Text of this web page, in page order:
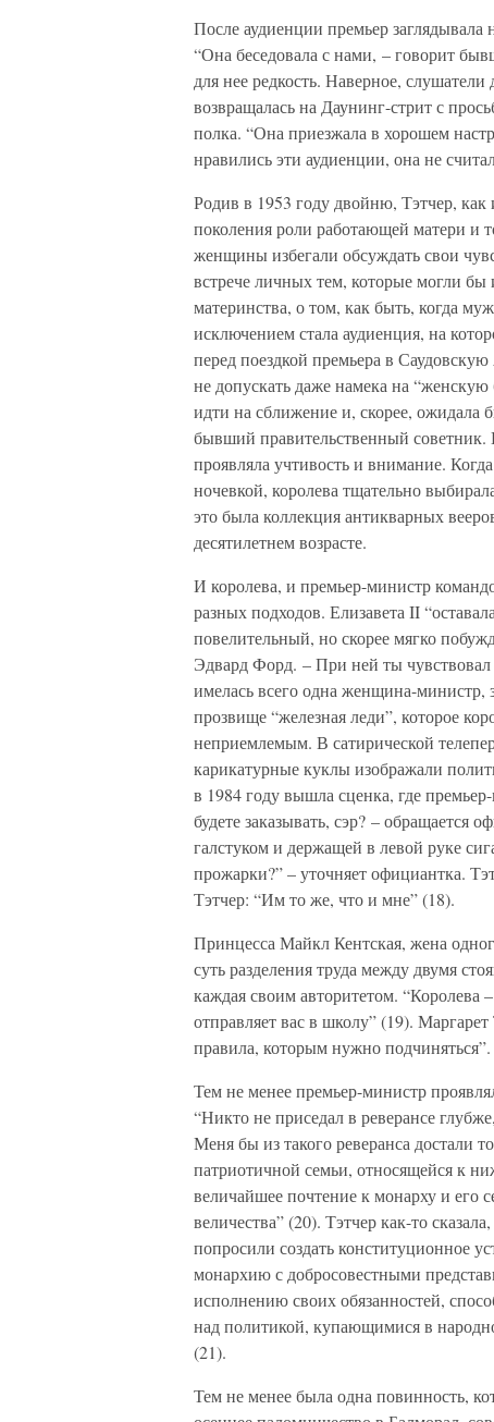
После аудиенции премьер заглядывала
“Она беседовала с нами, – говорит
для нее редкость. Наверное,
возвращалась на Даунинг-стрит с
полка. “Она приезжала в хорошем
нравились эти аудиенции, она не
Родив в 1953 году двойню, Тэтчер,
поколения роли работающей матери и
женщины избегали обсуждать свои
встрече личных тем, которые могли
материнства, о том, как быть, когда
исключением стала аудиенция, на
перед поездкой премьера в
не допускать даже намека на
идти на сближение и, скорее, ожидала
бывший правительственный советник.
проявляла учтивость и внимание.
ночевкой, королева тщательно
это была коллекция антикварных
десятилетнем возрасте.
И королева, и премьер-министр
разных подходов. Елизавета II
повелительный, но скорее мягко
Эдвард Форд. – При ней ты чувствовал
имелась всего одна женщина-министр,
прозвище “железная леди”, которое
неприемлемым. В сатирической
карикатурные куклы изображали
в 1984 году вышла сценка, где
будете заказывать, сэр? – обращается
галстуком и держащей в левой руке
прожарки?” – уточняет официантка.
Тэтчер: “Им то же, что и мне” (18).
Принцесса Майкл Кентская, жена
суть разделения труда между двумя
каждая своим авторитетом. “Королева
отправляет вас в школу” (19).
правила, которым нужно подчиняться”.
Тем не менее премьер-министр
“Никто не приседал в реверансе
Меня бы из такого реверанса достали
патриотичной семьи, относящейся к
величайшее почтение к монарху и его
величества” (20). Тэтчер как-то
попросили создать конституционное
монархию с добросовестными
исполнению своих обязанностей,
над политикой, купающимися в
(21).
Тем не менее была одна повинность,